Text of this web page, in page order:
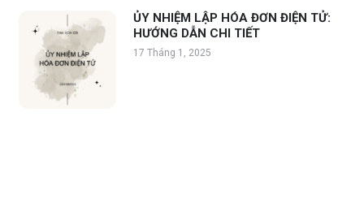
ỦY NHIỆM LẬP HÓA ĐƠN ĐIỆN TỬ:
HƯỚNG DẪN CHI TIẾT
17 Tháng 1, 2025